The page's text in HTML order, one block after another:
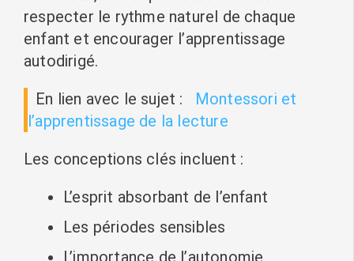
respecter le rythme naturel de chaque
enfant et encourager l’apprentissage
autodirigé.
En lien avec le sujet :
Montessori et
l’apprentissage de la lecture
Les conceptions clés incluent :
L’esprit absorbant de l’enfant
Les périodes sensibles
L’importance de l’autonomie